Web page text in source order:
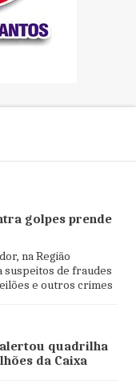
golpes prende
na Região
de fraudes
e outros crimes
alertou quadrilha
da Caixa